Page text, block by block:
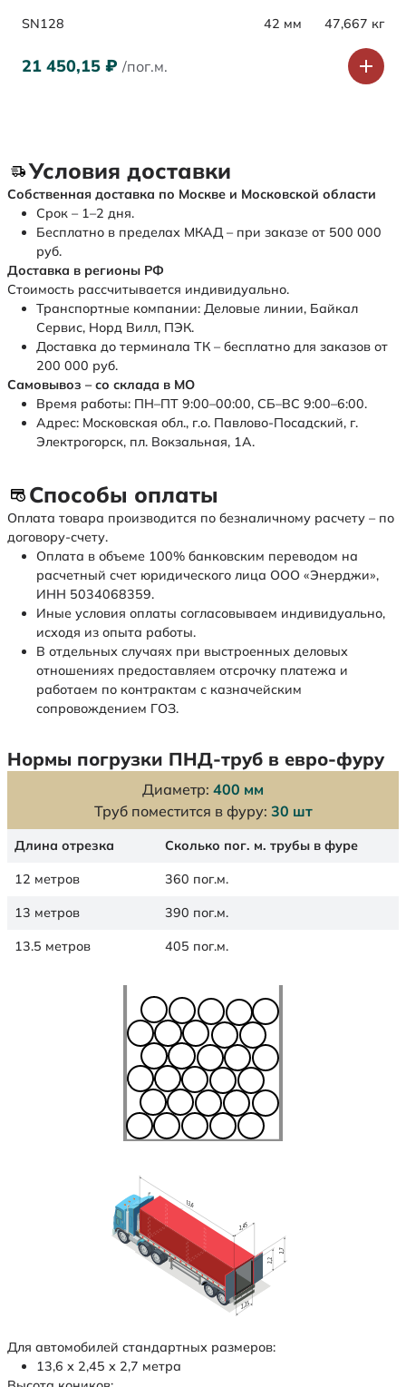
SN128 42 мм 47,667 кг
21 450,15 ₽ /пог.м.
Условия доставки
Собственная доставка по Москве и Московской области
Срок – 1–2 дня.
Бесплатно в пределах МКАД – при заказе от 500 000
руб.
Доставка в регионы РФ
Стоимость рассчитывается индивидуально.
Транспортные компании: Деловые линии, Байкал
Сервис, Норд Вилл, ПЭК.
Доставка до терминала ТК – бесплатно для заказов от
200 000 руб.
Самовывоз – со склада в МО
Время работы: ПН–ПТ 9:00–00:00, СБ–ВС 9:00–6:00.
Адрес: Московская обл., г.о. Павлово-Посадский, г.
Электрогорск, пл. Вокзальная, 1А.
Способы оплаты
Оплата товара производится по безналичному расчету – по
договору-счету.
Оплата в объеме 100% банковским переводом на
расчетный счет юридического лица ООО «Энерджи»,
ИНН 5034068359.
Иные условия оплаты согласовываем индивидуально,
исходя из опыта работы.
В отдельных случаях при выстроенных деловых
отношениях предоставляем отсрочку платежа и
работаем по контрактам с казначейским
сопровождением ГОЗ.
Нормы погрузки ПНД-труб в евро-фуру
Диаметр: 400 мм
Труб поместится в фуру: 30 шт
Длина отрезка Сколько пог. м. трубы в фуре
12 метров 360 пог.м.
13 метров 390 пог.м.
13.5 метров 405 пог.м.
Для автомобилей стандартных размеров:
13,6 х 2,45 х 2,7 метра